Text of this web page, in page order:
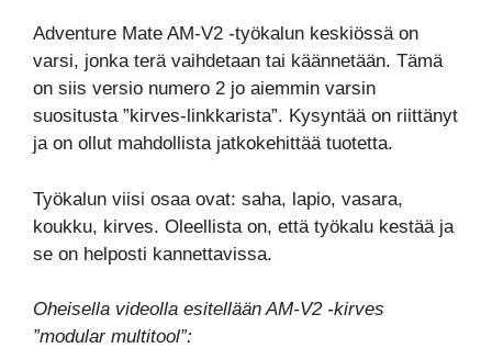
Adventure Mate AM-V2 -työkalun keskiössä on
varsi, jonka terä vaihdetaan tai käännetään. Tämä
on siis versio numero 2 jo aiemmin varsin
suositusta ”kirves-linkkarista”. Kysyntää on riittänyt
ja on ollut mahdollista jatkokehittää tuotetta.
Työkalun viisi osaa ovat: saha, lapio, vasara,
koukku, kirves. Oleellista on, että työkalu kestää ja
se on helposti kannettavissa.
Oheisella videolla esitellään AM-V2 -kirves
”modular multitool”: